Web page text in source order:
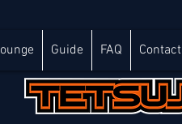
Guide FAQ Contact